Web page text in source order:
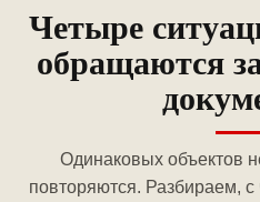
Четыре
обращаются
Одинаковых объектов
повторяются. Разбираем,